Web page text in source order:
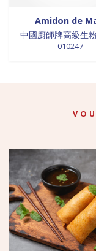
Amidon de
中國廚師牌高級生
010247